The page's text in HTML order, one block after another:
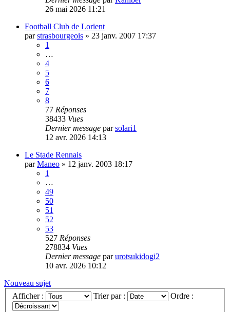
26 mai 2026 11:21
Football Club de Lorient
parstrasbourgeois » 23 janv. 2007 17:37
1
…
4
5
6
7
8
77 Réponses
38433 Vues
Dernier message parsolari1
12 avr. 2026 14:13
Le Stade Rennais
parManeo » 12 janv. 2003 18:17
1
…
49
50
51
52
53
527 Réponses
278834 Vues
Dernier message parurotsukidogi2
10 avr. 2026 10:12
Nouveau sujet
Afficher :
Trier par : Ordre :